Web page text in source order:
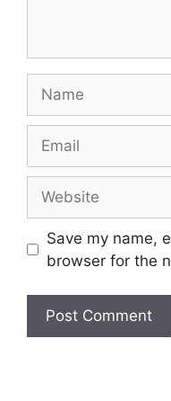
Save my name,
browser for the